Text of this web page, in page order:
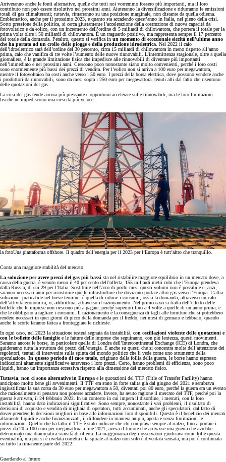
Arriveranno anche le fonti alternative, quelle che tutti noi vorremmo fossero più importanti, ma il loro
contributo non può essere risolutivo nei prossimi anni. Aiuteranno la diversificazione e ridurranno le emissioni
totali di gas climalteranti; tuttavia, rimarranno su una posizione marginale, non distante da quella odierna.
Emblematico, anche per il prossimo 2023, è quanto sta accadendo quest’anno in Italia, nel pieno della crisi.
Sotto pressione della politica, si cerca giustamente l’accelerazione della costruzione di nuova capacità da
fotovoltaico e da eolico, con un incremento dell’ordine di 5 miliardi di chilowattora, che porterà il totale per la
prima volta oltre i 50 miliardi di chilowattora. È un traguardo positivo, ma rappresenta sempre il 17 percento
del totale della domanda. Peraltro, questo si verifica in un momento di eccezionale siccità nell’ultimo anno
che ha portato ad un crollo delle piogge e della produzione idroelettrica . Nel 2022 il calo
dell’idroelettrico sarà dell’ordine del 30 percento, circa 15 miliardi di chilowattora in meno rispetto all’anno
prima, calo che vanifica di tre volte l’aumento delle nuove rinnovabili. L’intermittenza stagionale, oltre a quella
giornaliera, è la grande limitazione fisica che impedisce alle rinnovabili di diventare più importanti
nell’immediato e nei prossimi anni. Crescono poco nonostante siano molto convenienti, perché i loro costi
sono enormemente più bassi dei prezzi di vendita. Per l’eolico non si arriva a 100 euro per megawattora,
mentre il fotovoltaico ha costi anche verso i 50 euro. I prezzi della borsa elettrica, dove possono vendere anche
i produttori da rinnovabili, sono da mesi sopra i 250 euro per megawattora, tenuti alti dal fatto che risentono
delle quotazioni del gas.
La crisi del gas rende ancora più pressante e opportuno accelerare sulle rinnovabili, ma le loro limitazioni
fisiche ne impediscono una crescita più veloce.
la fotoUna piattaforma offshore. Il quadro dell’energia per il 2023 per l’Europa è tutt’altro che tranquillo.
Conta una maggiore stabilità del mercato
La soluzione per avere prezzi del gas più bassi sta nel ristabilire maggiore equilibrio in un mercato dove, a
causa della guerra, è venuto meno il 40 per cento dell’offerta, 155 miliardi metri cubi che l’Europa prendeva
dalla Russia, di cui 29 per l’Italia. Sostituire nell’arco di pochi mesi questi volumi non è possibile e, anzi,
saranno necessari anni per ricostruire quelle infrastrutture che dovranno portare altro gas verso l’Europa. L’altra
soluzione, praticabile nel breve termine, è quella di ridurre i consumi, ossia la domanda, attraverso un calo
dell’attività economica, o, addirittura, attraverso il razionamento. Nel primo caso si tratta dell’effetto delle
bollette che le imprese non riescono più a pagare, perché superiori fino a 4 volte a quelle di un anno prima, e
che le obbligano a tagliare i consumi. Il razionamento è la conseguenza di tagli alle forniture che si potrebbero
rendere necessari in quei giorni di picco della domanda per il freddo, nei mesi di gennaio e febbraio, quando
anche le scorte faranno fatica a fronteggiare le richieste.
In ogni caso, nel 2023 la situazione resterà segnata da instabilità, con oscillazioni violente delle quotazioni e
con le bollette delle famigliee le fatture delle imprese che seguiranno, con più lentezza, questi movimenti.
Saranno ancora le borse, in particolare quella di Londra dell’Intercontinental Exchange (ICE) di Londra, che
guideranno tutta la struttura dei prezzi dell’energia. È anche su questi che si concentra molta dell’attenzione dei
regolatori, tentati di intervenire sulla spinta del mondo politico che li vede come uno strumento della
speculazione. In questo periodo di caos totale, originato dalla follia della guerra, le borse hanno espresso
indicazioni altamente significative attraverso i loro prezzi. Certo, hanno problemi di efficienza, sono poco
liquidi, hanno un’importanza eccessiva rispetto alla dimensione del mercato fisico.
Tuttavia, non ci sono alternative in Europa e le quotazioni del TTF (Title of Transfer Facility) hanno
anticipato molto bene gli avvenimenti. Il TTF era stato in forte salita già dal giugno del 2021 e sembrava
ingiustificata la sua corsa da 30 euro per megawattora a 50, diventati poi 80 euro, perché la guerra era un evento
che razionalmente si pensava non potesse accadere. Invece, ha avuto ragione il mercato del TTF, perché poi la
guerra è arrivata, il 24 febbraio 2022. In un contesto in cui impera il disordine, i mercati, con la loro
instabilità, hanno dato indicazioni significative. Sono sempre, nonostante i vari problemi, il risultato di
decisioni di acquisto e vendita di migliaia di operatori, tutti accumunati, anche gli speculatori, dal fatto di
dover prendere le decisioni migliori in base alle informazioni loro disponibili. Questo è il beneficio dei mercati
altamente liquidi e anche finanziarizzati, il diffondere in maniera ampia, aperta e senza limitazioni le
informazioni. Quello che ha fatto il TTF è stato indicare che chi comprava sempre al rialzo, fino a portare i
prezzi da 20 a 100 euro per megawattora a fine 2021, aveva il timore che arrivasse una guerra che avrebbe
determinato una drammatica scarsità di offerta. La maggioranza degli osservatori giudicava come folle questa
eventualità, ma poi si è rivelata corretta e la spirale al rialzo non solo è diventata sensata, ma poi è continuata
su tutto la rimanente parte del 2022.
Guardando al futuro